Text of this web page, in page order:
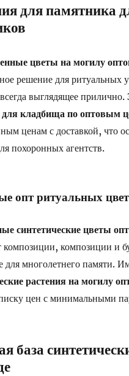
для памятника
цветы на могилу
решение для ритуальных
выглядящее прилично.
для кладбища по оптовым
ценам с доставкой, что
похоронных агентств.
опт ритуальных
синтетические цветы
композиции и
для многолетнего памяти.
растения на могилу
цен с минимальными
база